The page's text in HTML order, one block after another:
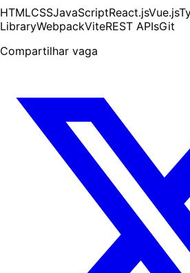
HTMLCSSJavaScriptReact.jsVue.js
LibraryWebpackViteREST APIsGit
Compartilhar vaga